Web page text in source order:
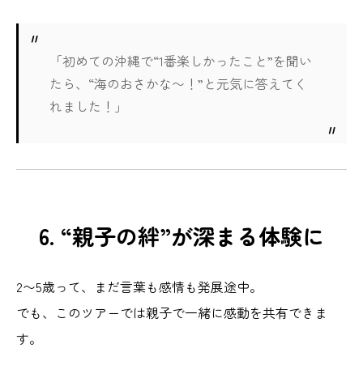
「初めての沖縄で“1番楽しかったこと”を聞い
たら、“海のおさかな〜！”と元気に答えてく
れました！」
6. “親子の絆”が深まる体験に
2〜5歳って、まだ言葉も感情も発展途中。
でも、このツアーでは親子で一緒に感動を共有できま
す。